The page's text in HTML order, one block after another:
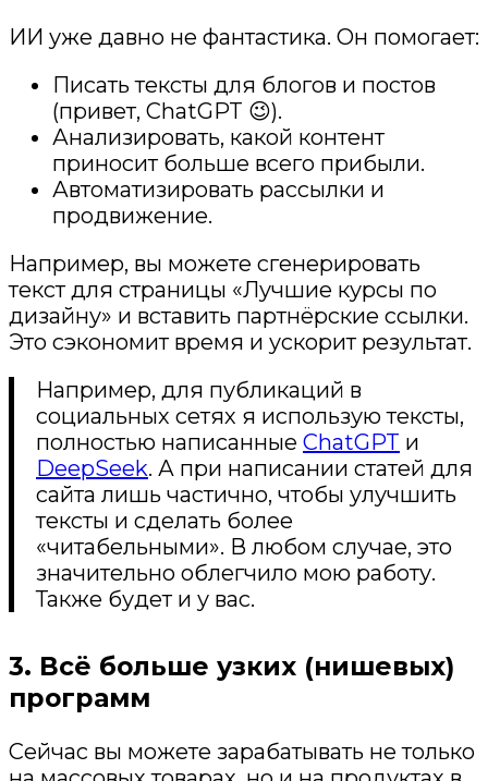
ИИ уже давно не фантастика. Он помогает:
Писать тексты для блогов и постов
(привет, ChatGPT 😉).
Анализировать, какой контент
приносит больше всего прибыли.
Автоматизировать рассылки и
продвижение.
Например, вы можете сгенерировать
текст для страницы «Лучшие курсы по
дизайну» и вставить партнёрские ссылки.
Это сэкономит время и ускорит результат.
Например, для публикаций в
социальных сетях я использую тексты,
полностью написанные ChatGPT и
DeepSeek. А при написании статей для
сайта лишь частично, чтобы улучшить
тексты и сделать более
«читабельными». В любом случае, это
значительно облегчило мою работу.
Также будет и у вас.
3. Всё больше узких (нишевых)
программ
Сейчас вы можете зарабатывать не только